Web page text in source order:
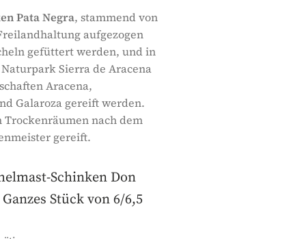
Pata Negra, stammend von
aufgezogen
gefüttert werden, und in
Sierra de Aracena
Aracena,
Galaroza gereift werden.
nach dem
gereift.
Schinken Don
Stück von 6/6,5